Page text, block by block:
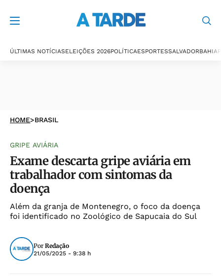
ÚLTIMAS NOTÍCIASELEIÇÕES 2026POLÍTICAESPORTESSALVADORBAHIA
HOME>BRASIL
GRIPE AVIÁRIA
Exame descarta gripe aviária em
trabalhador com sintomas da
doença
Além da granja de Montenegro, o foco da doença
foi identificado no Zoológico de Sapucaia do Sul
Por Redação
21/05/2025 - 9:38 h